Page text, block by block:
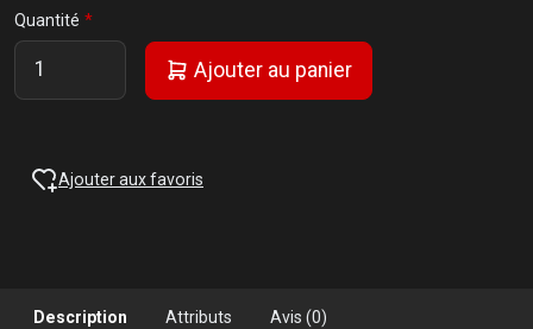
Quantité
Ajouter au panier
Ajouter aux favoris
Description Attributs Avis (0)